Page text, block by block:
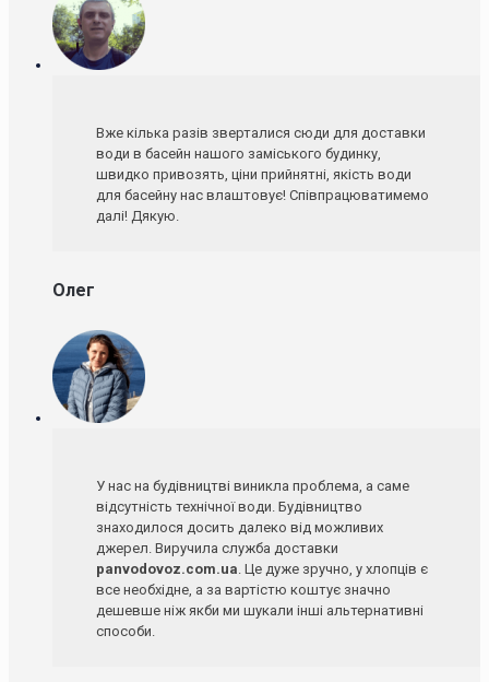
Вже кілька разів зверталися сюди для доставки
води в басейн нашого заміського будинку,
швидко привозять, ціни прийнятні, якість води
для басейну нас влаштовує! Співпрацюватимемо
далі! Дякую.
Олег
У нас на будівництві виникла проблема, а саме
відсутність технічної води. Будівництво
знаходилося досить далеко від можливих
джерел. Виручила служба доставки
panvodovoz.com.ua. Це дуже зручно, у хлопців є
все необхідне, а за вартістю коштує значно
дешевше ніж якби ми шукали інші альтернативні
способи.